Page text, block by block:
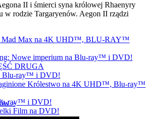
II i śmierci syna królowej Rhaenyry
w rodzie Targaryenów. Aegon II rządzi
Mad Max na 4K UHD™, BLU-RAY™
Nowe imperium na Blu-ray™ i DVD!
DRUGA
Blu-ray™ i DVD!
Królestwo na 4K UHD™, Blu-ray™
ray™ i DVD!
Film na DVD!
»